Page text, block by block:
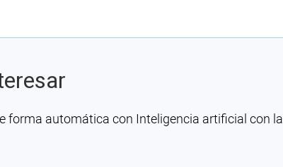
forma automática con Inteligencia artificial con la